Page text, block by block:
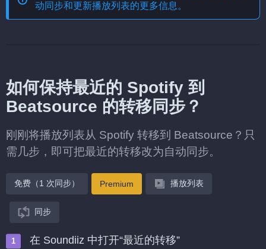
动同步和更新播放列表的更多信息。
如何保持最近的 Spotify 到
Beatsource 的转移同步？
刚刚将播放列表从 Spotify 转移到 Beatsource？只
需几步，即可把最近的转移改为自动同步。
免费（1 次同步） Premium 播放列表
同步
在 Soundiiz 中打开“最近的转移”